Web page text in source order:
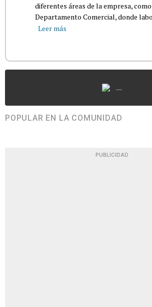
diferentes áreas de la empresa,
Departamento Comercial, donde
Leer más
...
POPULAR EN LA COMUNIDAD
PUBLICIDAD